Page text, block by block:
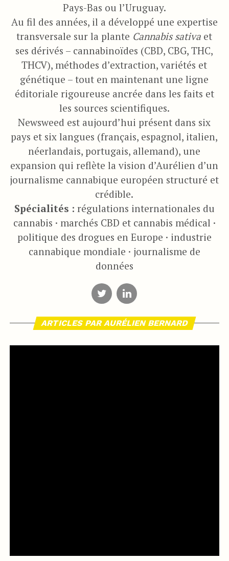
Pays-Bas ou l’Uruguay.
Au fil des années, il a développé une expertise
transversale sur la plante Cannabis sativa et
ses dérivés – cannabinoïdes (CBD, CBG, THC,
THCV), méthodes d’extraction, variétés et
génétique – tout en maintenant une ligne
éditoriale rigoureuse ancrée dans les faits et
les sources scientifiques.
Newsweed est aujourd’hui présent dans six
pays et six langues (français, espagnol, italien,
néerlandais, portugais, allemand), une
expansion qui reflète la vision d’Aurélien d’un
journalisme cannabique européen structuré et
crédible.
Spécialités : régulations internationales du
cannabis · marchés CBD et cannabis médical ·
politique des drogues en Europe · industrie
cannabique mondiale · journalisme de
données
ARTICLES PAR AURÉLIEN BERNARD